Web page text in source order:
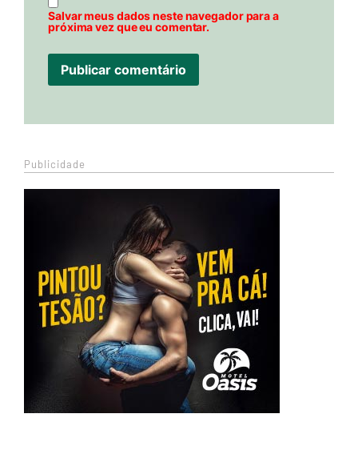
Salvar meus dados neste navegador para a
próxima vez que eu comentar.
Publicidade